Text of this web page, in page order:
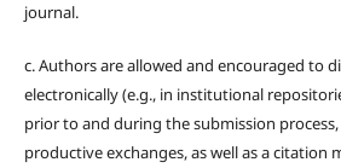
journal.
c. Authors are allowed and encouraged to
electronically (e.g., in institutional
prior to and during the submission
productive exchanges, as well as a citation